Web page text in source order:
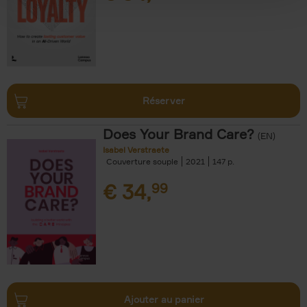
Réserver
Does Your Brand Care? (EN)
Isabel Verstraete
Couverture souple
2021 147
€ 34,99
Ajouter au panier